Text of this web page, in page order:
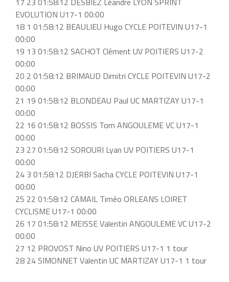
EVOLUTION U17-1 00:00
18 1 01:58:12 BEAULIEU Hugo CYCLE POITEVIN U17-1
00:00
19 13 01:58:12 SACHOT Clément UV POITIERS U17-2
00:00
20 2 01:58:12 BRIMAUD Dimitri CYCLE POITEVIN U17-2
00:00
21 19 01:58:12 BLONDEAU Paul UC MARTIZAY U17-1
00:00
22 16 01:58:12 BOSSIS Tom ANGOULEME VC U17-1
00:00
23 27 01:58:12 SOROURI Lyan UV POITIERS U17-1
00:00
24 3 01:58:12 DJERBI Sacha CYCLE POITEVIN U17-1
00:00
25 22 01:58:12 CAMAIL Timéo ORLEANS LOIRET
CYCLISME U17-1 00:00
26 17 01:58:12 MEISSE Valentin ANGOULEME VC U17-2
00:00
27 12 PROVOST Nino UV POITIERS U17-1 1 tour
28 24 SIMONNET Valentin UC MARTIZAY U17-1 1 tour